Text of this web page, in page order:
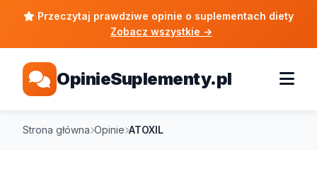
Przeczytaj prawdziwe opinie o suplementach diety
Zobacz wszystkie →
OpinieSuplementy.pl
Strona główna Opinie ATOXIL